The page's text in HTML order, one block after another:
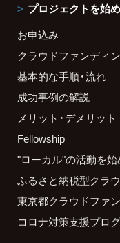
プロジェクトを始
お申込み
クラウドファンディ
基本的な手順・流れ
成功事例の解説
メリット・デメリット
Fellowship
"ローカル"の活動を始
ふるさと納税型クラ
東京都クラウドファ
コロナ対策支援プロ